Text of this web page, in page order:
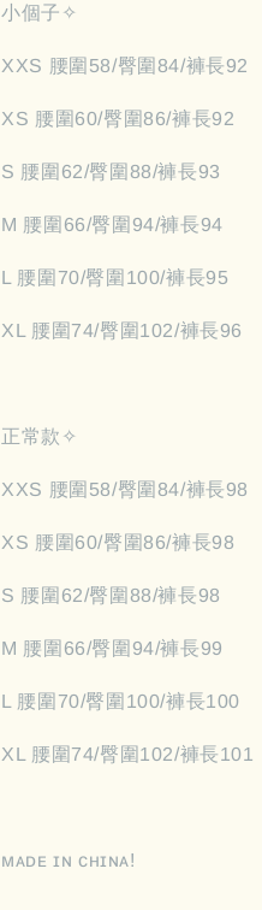
小個子✧
XXS 腰圍58/臀圍84/褲長92
XS 腰圍60/臀圍86/褲長92
S 腰圍62/臀圍88/褲長93
M 腰圍66/臀圍94/褲長94
L 腰圍70/臀圍100/褲長95
XL 腰圍74/臀圍102/褲長96
正常款✧
XXS 腰圍58/臀圍84/褲長98
XS 腰圍60/臀圍86/褲長98
S 腰圍62/臀圍88/褲長98
M 腰圍66/臀圍94/褲長99
L 腰圍70/臀圍100/褲長100
XL 腰圍74/臀圍102/褲長101
ᴍᴀᴅᴇ ɪɴ ᴄʜɪɴᴀ!